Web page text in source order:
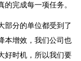
完成每一项任务。
部分的单位都受到了
本增效，我们公司也
好时机，所以我们要